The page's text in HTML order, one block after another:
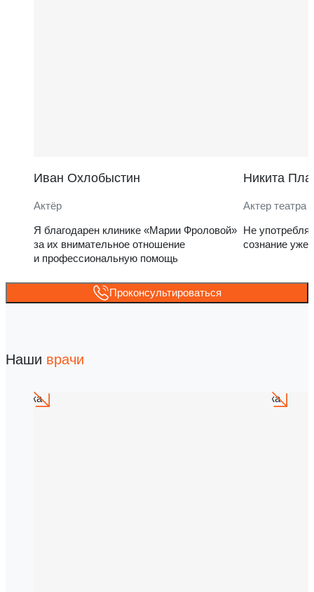
Иван Охлобыстин
Актёр
Я благодарен клинике «Марии Фроловой»
за их внимательное отношение
и профессиональную помощь
Никита
Актер театра
Не
сознание уже
Проконсультироваться
Наши врачи